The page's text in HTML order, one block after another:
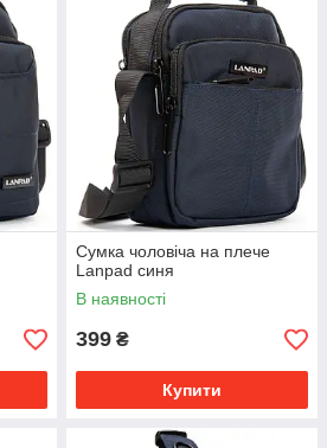
Сумка чоловіча на плече
Lanpad синя
В наявності
399 ₴
Купити